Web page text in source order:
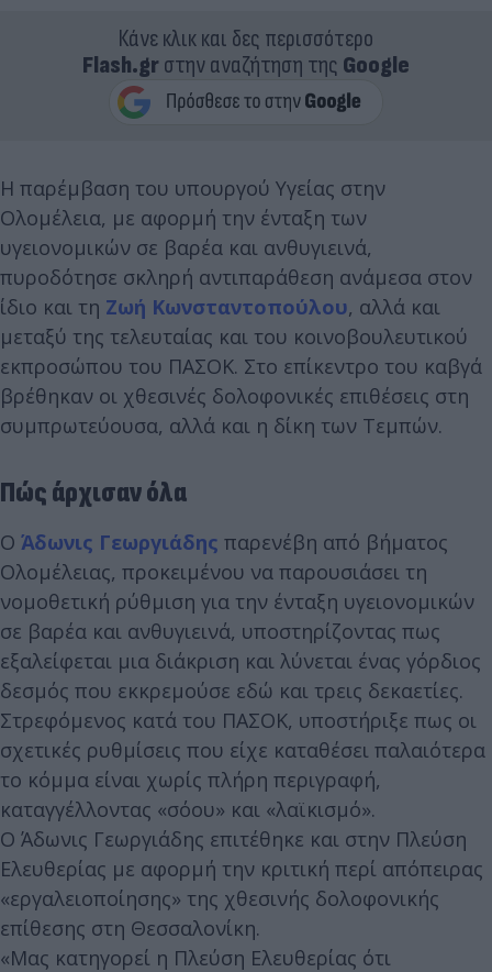
Κάνε κλικ και δες περισσότερο
Flash.grστην αναζήτηση της Google
Η παρέμβαση του υπουργού Υγείας στην
Ολομέλεια, με αφορμή την ένταξη των
υγειονομικών σε βαρέα και ανθυγιεινά,
πυροδότησε σκληρή αντιπαράθεση ανάμεσα στον
ίδιο και τη Ζωή Κωνσταντοπούλου, αλλά και
μεταξύ της τελευταίας και του κοινοβουλευτικού
εκπροσώπου του ΠΑΣΟΚ. Στο επίκεντρο του καβγά
βρέθηκαν οι χθεσινές δολοφονικές επιθέσεις στη
συμπρωτεύουσα, αλλά και η δίκη των Τεμπών.
Πώς άρχισαν όλα
Ο Άδωνις Γεωργιάδης παρενέβη από βήματος
Ολομέλειας, προκειμένου να παρουσιάσει τη
νομοθετική ρύθμιση για την ένταξη υγειονομικών
σε βαρέα και ανθυγιεινά, υποστηρίζοντας πως
εξαλείφεται μια διάκριση και λύνεται ένας γόρδιος
δεσμός που εκκρεμούσε εδώ και τρεις δεκαετίες.
Στρεφόμενος κατά του ΠΑΣΟΚ, υποστήριξε πως οι
σχετικές ρυθμίσεις που είχε καταθέσει παλαιότερα
το κόμμα είναι χωρίς πλήρη περιγραφή,
καταγγέλλοντας «σόου» και «λαϊκισμό».
Ο Άδωνις Γεωργιάδης επιτέθηκε και στην Πλεύση
Ελευθερίας με αφορμή την κριτική περί απόπειρας
«εργαλειοποίησης» της χθεσινής δολοφονικής
επίθεσης στη Θεσσαλονίκη.
«Μας κατηγορεί η Πλεύση Ελευθερίας ότι